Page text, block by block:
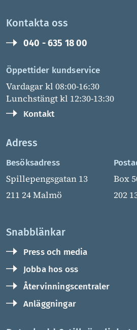
Kontakta oss
040 - 635 18 00
Öppettider kundservice
Vardagar kl 08:00-16:30
Lunchstängt kl 12:30-13:30
Kontakt
Adress
Besöksadress
Spillepengsgatan 13
211 24 Malmö
Box
202
Snabblänkar
Press och media
Jobba hos oss
Återvinningscentraler
Anläggningar